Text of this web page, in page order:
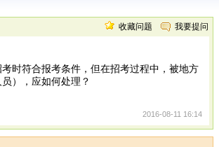
收藏问题 我要提问
时符合报考条件，但在招考过程中，被地方
），应如何处理？
2016-08-11 16:14